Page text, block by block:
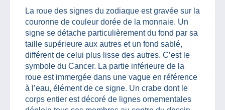
La roue des signes du zodiaque est gravée sur la
couronne de couleur dorée de la monnaie. Un
signe se détache particulièrement du fond par sa
taille supérieure aux autres et un fond sablé,
différent de celui plus lisse des autres. C’est le
symbole du Cancer. La partie inférieure de la
roue est immergée dans une vague en référence
à l’eau, élément de ce signe. Un crabe dont le
corps entier est décoré de lignes ornementales